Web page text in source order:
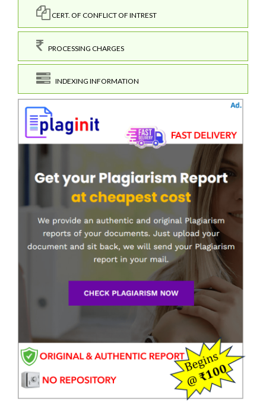
CERT. OF CONFLICT OF INTREST
PROCESSING CHARGES
INDEXING INFORMATION